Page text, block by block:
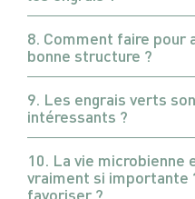
8. Comment faire pour
bonne structure ?
9. Les engrais verts
intéressants ?
10. La vie microbienne
vraiment si importante
favoriser ?